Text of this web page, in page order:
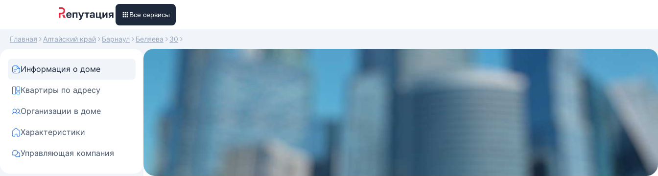
Все сервисы
Главная Алтайский край Барнаул Беляева 30
Информация о доме
Квартиры по адресу
Организации в доме
Характеристики
Управляющая компания